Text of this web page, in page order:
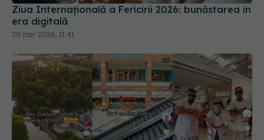
20 mar 2026, 11:41